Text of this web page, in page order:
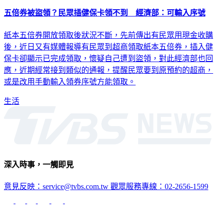
五倍券被盜領？民眾插健保卡領不到 經濟部：可輸入序號
紙本五倍券開放領取後狀況不斷，先前傳出有民眾用現金收購
後，近日又有媒體報導有民眾到超商領取紙本五倍券，插入健
保卡卻顯示已完成領取，懷疑自己遭到盜領，對此經濟部也回
應，近期經常接到類似的通報，提醒民眾要到原預約的超商，
或是改用手動輸入領券序號方能領取。
生活
深入時事，一觸即見
意見反映：service@tvbs.com.tw 觀眾服務專線：02-2656-1599